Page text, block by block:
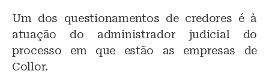
Um dos questionamentos de credores é à
atuação do administrador judicial do
processo em que estão as empresas de
Collor.